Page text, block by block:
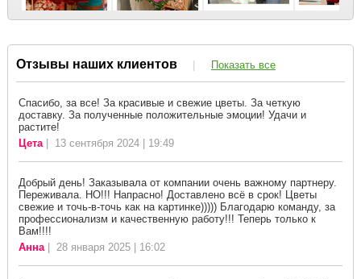
Отзывы наших клиентов | Показать все
Спасибо, за все! За красивые и свежие цветы. За четкую
доставку. За полученные положительные эмоции! Удачи и
растите!
Цета| 13 сентября 2024 | 19:49
Добрый день! Заказывала от компании очень важному партнеру.
Переживала. НО!!! Напрасно! Доставлено всё в срок! Цветы
свежие и точь-в-точь как на картинке))))) Благодарю команду, за
профессионализм и качественную работу!!! Теперь только к
Вам!!!!
Анна| 28 января 2025 | 16:02